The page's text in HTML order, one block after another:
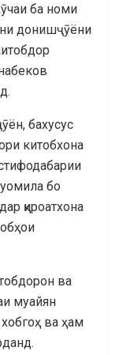
ба номи
донишҷӯёни
бахусус
китобхона
бо
қироатхона
ва
муайян
ва ҳам